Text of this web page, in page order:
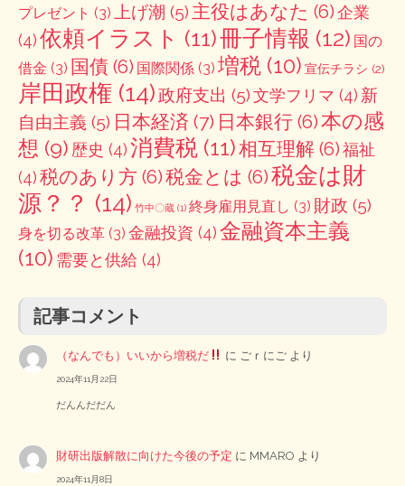
プレゼント (3) 上げ潮 (5) 主役はあなた (6)企業
(4)依頼イラスト (11)冊子情報 (12) 国の
借金 (3) 国債 (6) 国際関係 (3) 増税 (10) 宣伝チラシ (2)
岸田政権 (14)政府支出 (5)文学フリマ (4) 新
自由主義 (5) 日本経済 (7) 日本銀行 (6)本の感
想 (9) 歴史 (4)消費税 (11)相互理解 (6)福祉
(4)税のあり方 (6)税金とは (6)税金は財
源？？ (14) 竹中〇蔵 (1) 終身雇用見直し (3) 財政 (5)
身を切る改革 (3) 金融投資 (4)金融資本主義
(10) 需要と供給 (4)
記事コメント
（なんでも）いいから増税だ に ごｒにご より
2024年11月22日
だんんだだん
財研出版解散に向けた今後の予定 に MMARO より
2024年11月8日